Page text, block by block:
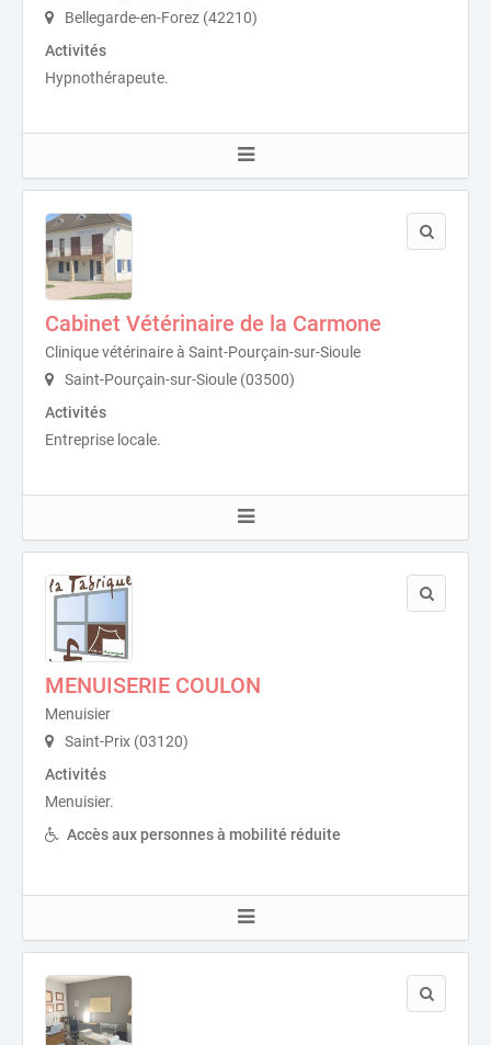
Bellegarde-en-Forez (42210)
Activités
Hypnothérapeute.
Cabinet Vétérinaire de la Carmone
Clinique vétérinaire à Saint-Pourçain-sur-Sioule
Saint-Pourçain-sur-Sioule (03500)
Activités
Entreprise locale.
MENUISERIE COULON
Menuisier
Saint-Prix (03120)
Activités
Menuisier.
Accès aux personnes à mobilité réduite